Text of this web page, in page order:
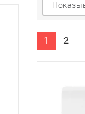
Такая
У нас в
1 2